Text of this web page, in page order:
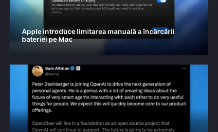
Apple introduce limitarea manuală a încărcării
bateriei pe Mac